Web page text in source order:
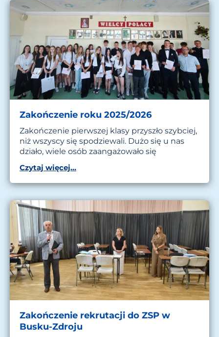
Zakończenie roku 2025/2026
Zakończenie pierwszej klasy przyszło szybciej,
niż wszyscy się spodziewali. Dużo się u nas
działo, wiele osób zaangażowało się
Czytaj więcej...
Zakończenie rekrutacji do ZSP w
Busku-Zdroju